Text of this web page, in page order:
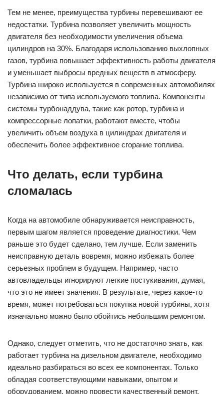
Тем не менее, преимущества турбины перевешивают ее
недостатки. Турбина позволяет увеличить мощность
двигателя без необходимости увеличения объема
цилиндров на 30%. Благодаря использованию выхлопных
газов, турбина повышает эффективность работы двигателя
и уменьшает выбросы вредных веществ в атмосферу.
Турбина широко используется в современных автомобилях
независимо от типа используемого топлива. Компоненты
системы турбонаддува, такие как ротор, турбина и
компрессорные лопатки, работают вместе, чтобы
увеличить объем воздуха в цилиндрах двигателя и
обеспечить более эффективное сгорание топлива.
Что делать, если турбина
сломалась
Когда на автомобиле обнаруживается неисправность,
первым шагом является проведение диагностики. Чем
раньше это будет сделано, тем лучше. Если заменить
неисправную деталь вовремя, можно избежать более
серьезных проблем в будущем. Например, часто
автовладельцы игнорируют легкие постукивания, думая,
что это не имеет значения. В результате, через какое-то
время, может потребоваться покупка новой турбины, хотя
изначально можно было обойтись небольшим ремонтом.
Однако, следует отметить, что не достаточно знать, как
работает турбина на дизельном двигателе, необходимо
идеально разбираться во всех ее компонентах. Только
обладая соответствующими навыками, опытом и
оборудованием, можно провести качественный ремонт.